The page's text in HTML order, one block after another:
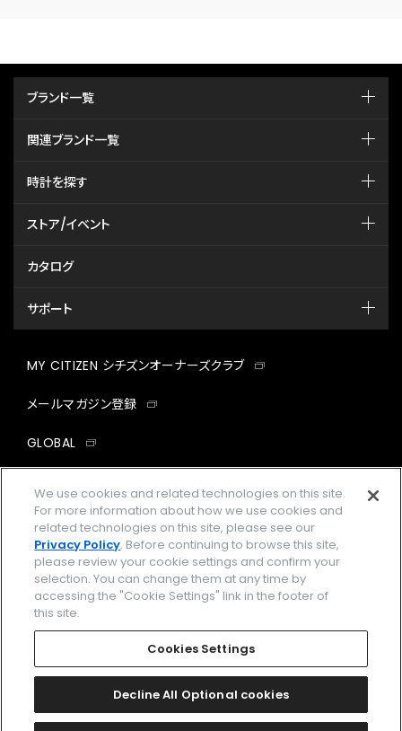
ブランド一覧
関連ブランド一覧
時計を探す
ストア/イベント
カタログ
サポート
MY CITIZEN シチズンオーナーズクラブ
メールマガジン登録
GLOBAL
facebookinstagramtwitter
企業情報 ご利用規約
プライバシーポリシー Cookies Settings
Amazon PayはAmazon.com, Inc.またはその関連会社の商標です。
We use cookies and related technologies on this site.
For more information about how we use cookies and
related technologies on this site, please see our
Privacy Policy. Before continuing to browse this site,
please review your cookie settings and confirm your
selection. You can change them at any time by
accessing the "Cookie Settings" link in the footer of
this site.
Cookies Settings
Decline All Optional cookies